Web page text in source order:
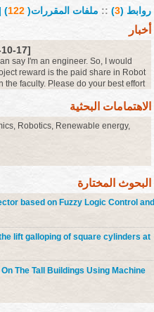
روابط (3
)
:: ملفات المقررات(122
) |
أخبار
17]
say I'm an engineer. So, I would
reward is the paid share in Robot
the faculty. Please do your best effort
الاهتمامات البحثية
Robotics, Renewable energy,
البحوث المختارة
based on Fuzzy Logic Control and
lift galloping of square cylinders at
The Tall Buildings Using Machine